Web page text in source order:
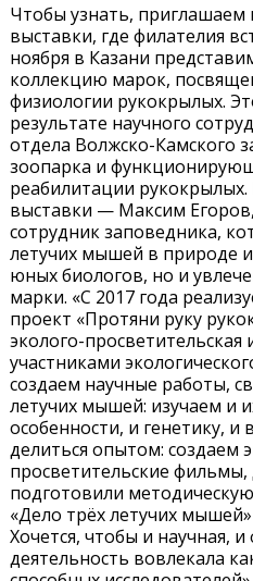
Чтобы узнать, приглашаем
выставки, где филателия
ноября в Казани
коллекцию марок,
физиологии рукокрылых.
результате научного
отдела Волжско-Камского
зоопарка и
реабилитации
выставки — Максим
сотрудник заповедника,
летучих мышей в природе
юных биологов, но и
марки. «С 2017 года
проект «Протяни руку
эколого-просветительская
участниками
создаем научные работы,
летучих мышей: изучаем и
особенности, и генетику,
делиться опытом: создаем
просветительские
подготовили
«Дело трёх летучих
Хочется, чтобы и научная, и
деятельность вовлекала